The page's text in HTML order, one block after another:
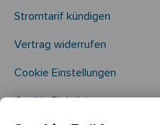
Stromtarif kündigen
Vertrag widerrufen
Cookie Einstellungen
Cookie Richtlinie​